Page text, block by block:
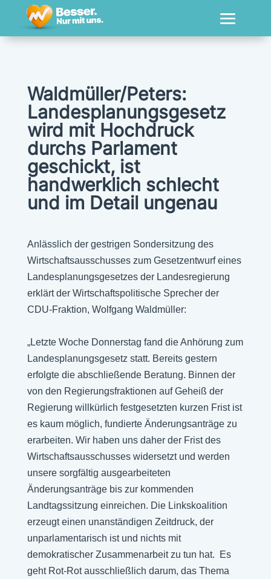
Waldmüller/Peters:
Landesplanungsgesetz
wird mit Hochdruck
durchs Parlament
geschickt, ist
handwerklich schlecht
und im Detail ungenau
Anlässlich der gestrigen Sondersitzung des
Wirtschaftsausschusses zum Gesetzentwurf eines
Landesplanungsgesetzes der Landesregierung
erklärt der Wirtschaftspolitische Sprecher der
CDU-Fraktion, Wolfgang Waldmüller:
„Letzte Woche Donnerstag fand die Anhörung zum
Landesplanungsgesetz statt. Bereits gestern
erfolgte die abschließende Beratung. Binnen der
von den Regierungsfraktionen auf Geheiß der
Regierung willkürlich festgesetzten kurzen Frist ist
es kaum möglich, fundierte Änderungsanträge zu
erarbeiten. Wir haben uns daher der Frist des
Wirtschaftsausschusses widersetzt und werden
unsere sorgfältig ausgearbeiteten
Änderungsanträge bis zur kommenden
Landtagssitzung einreichen. Die Linkskoalition
erzeugt einen unanständigen Zeitdruck, der
unparlamentarisch ist und nichts mit
demokratischer Zusammenarbeit zu tun hat. Es
geht Rot-Rot ausschließlich darum, das Thema